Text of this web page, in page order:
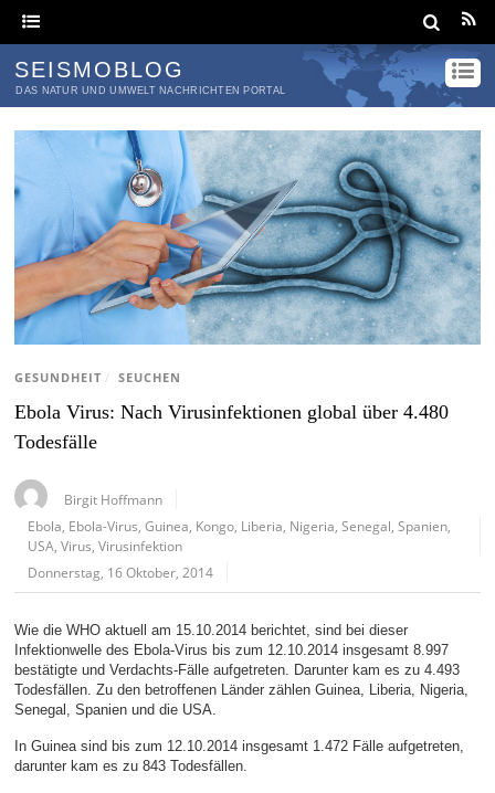
SEISMOBLOG
DAS NATUR UND UMWELT NACHRICHTEN PORTAL
GESUNDHEIT / SEUCHEN
Ebola Virus: Nach Virusinfektionen global über 4.480
Todesfälle
Birgit Hoffmann
Ebola Ebola-Virus ,Guinea Kongo Liberia Nigeria ,Senegal ,Spanien
USA ,Virus ,Virusinfektion
Donnerstag, 16 Oktober, 2014
Wie die WHO aktuell am 15.10.2014 berichtet, sind bei dieser
Infektionwelle des Ebola-Virus bis zum 12.10.2014 insgesamt 8.997
bestätigte und Verdachts-Fälle aufgetreten. Darunter kam es zu 4.493
Todesfällen. Zu den betroffenen Länder zählen Guinea, Liberia, Nigeria,
Senegal, Spanien und die USA.
In Guinea sind bis zum 12.10.2014 insgesamt 1.472 Fälle aufgetreten,
darunter kam es zu 843 Todesfällen.